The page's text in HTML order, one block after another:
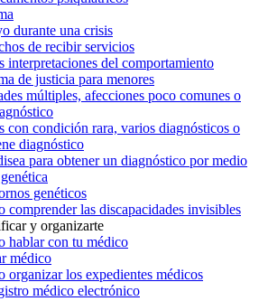
durante una crisis
de recibir servicios
interpretaciones del comportamiento
de justicia para menores
múltiples, afecciones poco comunes o
con condición rara, varios diagnósticos o
diagnóstico
para obtener un diagnóstico por medio
genéticos
comprender las discapacidades invisibles
y organizarte
hablar con tu médico
médico
organizar los expedientes médicos
médico electrónico